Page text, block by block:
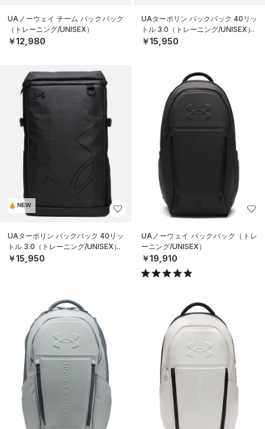
UAノーウェイ チーム バックパック
（トレーニング/UNISEX）
￥12,980
UAターポリン バックパック 40リッ
トル 3.0（トレーニング/UNISEX）
￥15,950
NEW
UAターポリン バックパック 40リッ
トル 3.0（トレーニング/UNISEX）
￥15,950
UAノーウェイ バックパック（トレ
ーニング/UNISEX）
￥19,910